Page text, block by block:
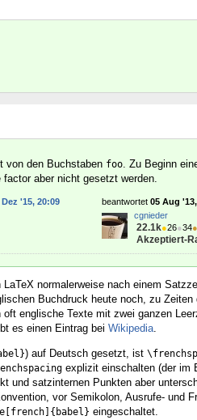
von den Buchstaben foo. Zu Beginn
aber nicht gesetzt werden.
beantwortet 05 Aug
cgnieder
22.1k●26●34●
Akzeptiert-
Dez '15, 20:09
normalerweise nach einem
Buchdruck heute noch, zu Zeiten
englische Texte mit zwei ganzen
es einen Eintrag bei Wikipedia.
) auf Deutsch gesetzt, ist
explizit einschalten (der im
und satzinternen Punkten aber
vor Semikolon, Ausrufe- und
eingeschaltet.